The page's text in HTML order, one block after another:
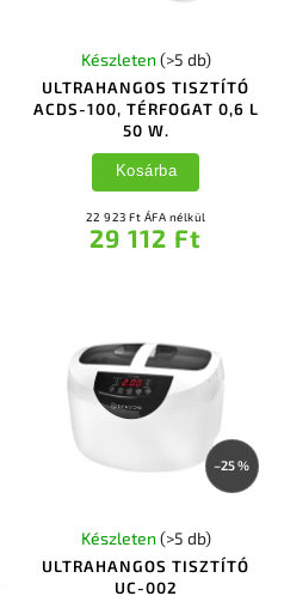
ULTRAHANGOS TISZTÍTÓ
ACDS-100, TÉRFOGAT 0,6 L
50 W.
Készleten (>5 db)
22 923 Ft ÁFA nélkül
29 112 Ft
Kosárba
–25 %
ULTRAHANGOS TISZTÍTÓ
UC-002
Készleten (>5 db)